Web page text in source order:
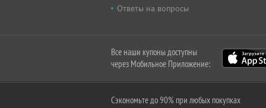
Ответы на вопросы
Все наши купоны доступны
через Мобильное Приложение:
Сэкономьте до 90% при любых покупках